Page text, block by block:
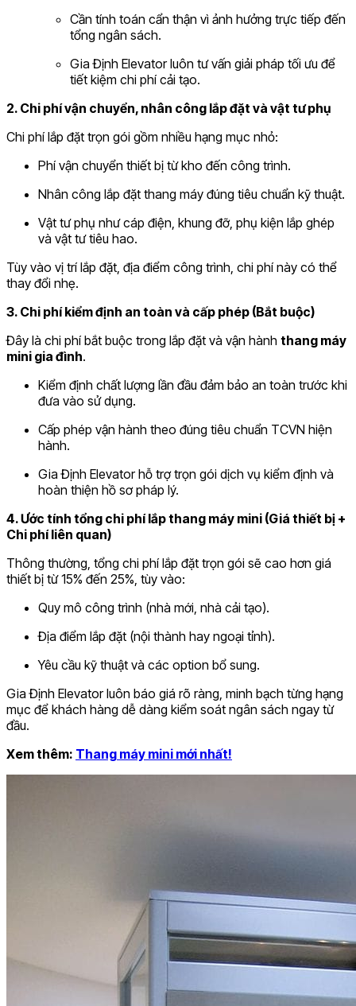
Cần tính toán cẩn thận vì ảnh hưởng trực tiếp đến
tổng ngân sách.
Gia Định Elevator luôn tư vấn giải pháp tối ưu để
tiết kiệm chi phí cải tạo.
2. Chi phí vận chuyển, nhân công lắp đặt và vật tư phụ
Chi phí lắp đặt trọn gói gồm nhiều hạng mục nhỏ:
Phí vận chuyển thiết bị từ kho đến công trình.
Nhân công lắp đặt thang máy đúng tiêu chuẩn kỹ thuật.
Vật tư phụ như cáp điện, khung đỡ, phụ kiện lắp ghép
và vật tư tiêu hao.
Tùy vào vị trí lắp đặt, địa điểm công trình, chi phí này có thể
thay đổi nhẹ.
3. Chi phí kiểm định an toàn và cấp phép (Bắt buộc)
Đây là chi phí bắt buộc trong lắp đặt và vận hành thang máy
mini gia đình.
Kiểm định chất lượng lần đầu đảm bảo an toàn trước khi
đưa vào sử dụng.
Cấp phép vận hành theo đúng tiêu chuẩn TCVN hiện
hành.
Gia Định Elevator hỗ trợ trọn gói dịch vụ kiểm định và
hoàn thiện hồ sơ pháp lý.
4. Ước tính tổng chi phí lắp thang máy mini (Giá thiết bị +
Chi phí liên quan)
Thông thường, tổng chi phí lắp đặt trọn gói sẽ cao hơn giá
thiết bị từ 15% đến 25%, tùy vào:
Quy mô công trình (nhà mới, nhà cải tạo).
Địa điểm lắp đặt (nội thành hay ngoại tỉnh).
Yêu cầu kỹ thuật và các option bổ sung.
Gia Định Elevator luôn báo giá rõ ràng, minh bạch từng hạng
mục để khách hàng dễ dàng kiểm soát ngân sách ngay từ
đầu.
Xem thêm: Thang máy mini mới nhất!